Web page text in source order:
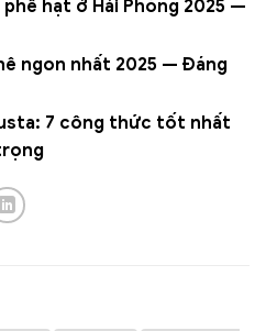
hạt ở Hải Phòng 2025 —
ngon nhất 2025 — Đáng
7 công thức tốt nhất